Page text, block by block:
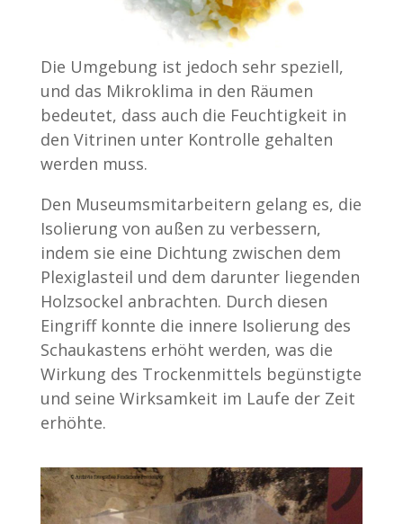
Die Umgebung ist jedoch sehr speziell,
und das Mikroklima in den Räumen
bedeutet, dass auch die Feuchtigkeit in
den Vitrinen unter Kontrolle gehalten
werden muss.
Den Museumsmitarbeitern gelang es, die
Isolierung von außen zu verbessern,
indem sie eine Dichtung zwischen dem
Plexiglasteil und dem darunter liegenden
Holzsockel anbrachten. Durch diesen
Eingriff konnte die innere Isolierung des
Schaukastens erhöht werden, was die
Wirkung des Trockenmittels begünstigte
und seine Wirksamkeit im Laufe der Zeit
erhöhte.